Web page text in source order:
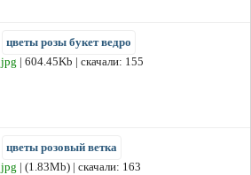
цветы розы букет ведро
jpg | 604.45Kb | скачали: 155
цветы розовый ветка
jpg | (1.83Mb) | скачали: 163